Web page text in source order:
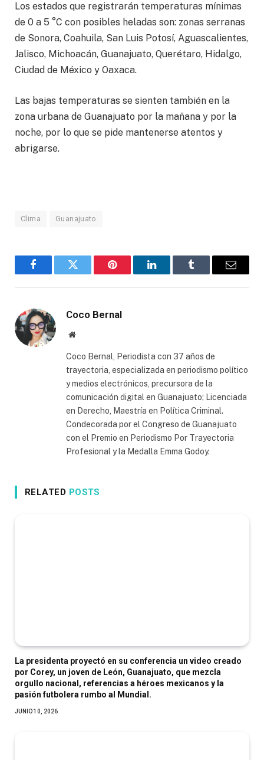
Los estados que registrarán temperaturas mínimas
de 0 a 5 °C con posibles heladas son: zonas serranas
de Sonora, Coahuila, San Luis Potosí, Aguascalientes,
Jalisco, Michoacán, Guanajuato, Querétaro, Hidalgo,
Ciudad de México y Oaxaca.
Las bajas temperaturas se sienten también en la
zona urbana de Guanajuato por la mañana y por la
noche, por lo que se pide mantenerse atentos y
abrigarse.
Clima Guanajuato
FacebookTwitter Pinterest LinkedInTumblr Email
Coco Bernal
Website
Coco Bernal, Periodista con 37 años de
trayectoria, especializada en periodismo político
y medios electrónicos, precursora de la
comunicación digital en Guanajuato; Licenciada
en Derecho, Maestría en Política Criminal.
Condecorada por el Congreso de Guanajuato
con el Premio en Periodismo Por Trayectoria
Profesional y la Medalla Emma Godoy.
RELATED POSTS
La presidenta proyectó en su conferencia un video creado
por Corey, un joven de León, Guanajuato, que mezcla
orgullo nacional, referencias a héroes mexicanos y la
pasión futbolera rumbo al Mundial.
JUNIO 10, 2026